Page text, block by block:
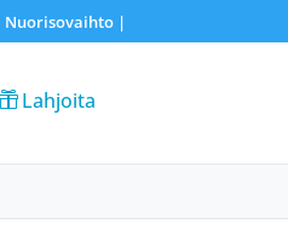
Nuorisovaihto|
Lahjoita